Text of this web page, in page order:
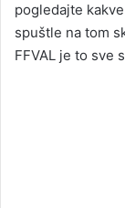
pogledajte
spuštle na tom
FFVAL je to sve